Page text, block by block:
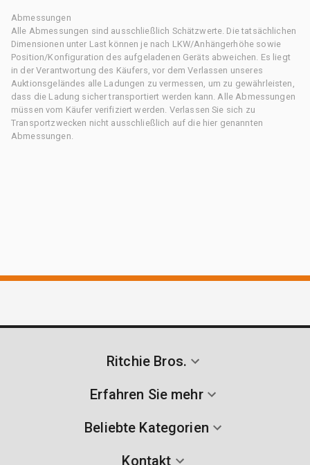
Abmessungen
Alle Abmessungen sind ausschließlich Schätzwerte. Die tatsächlichen
Dimensionen unter Last können je nach LKW/Anhängerhöhe sowie
Position/Konfiguration des aufgeladenen Geräts abweichen. Es liegt
in der Verantwortung des Käufers, vor dem Verlassen unseres
Auktionsgeländes alle Ladungen zu vermessen, um zu gewährleisten,
dass die Ladung sicher transportiert werden kann. Alle Abmessungen
müssen vom Käufer verifiziert werden. Verlassen Sie sich zu
Transportzwecken nicht ausschließlich auf die hier genannten
Abmessungen.
Ritchie Bros.
Erfahren Sie mehr
Beliebte Kategorien
Kontakt